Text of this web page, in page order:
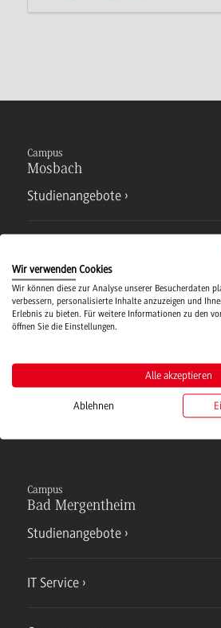
Campus
Mosbach
Studienangebote
Campusmensa
Campus
Bad Mergentheim
Studienangebote
IT Service
Wir verwenden Cookies
Wir können diese zur Analyse unserer Besucherdaten
verbessern, personalisierte Inhalte anzuzeigen und
Erlebnis zu bieten. Für weitere Informationen zu den
öffnen Sie die Einstellungen.
Alle akzeptieren
Ablehnen